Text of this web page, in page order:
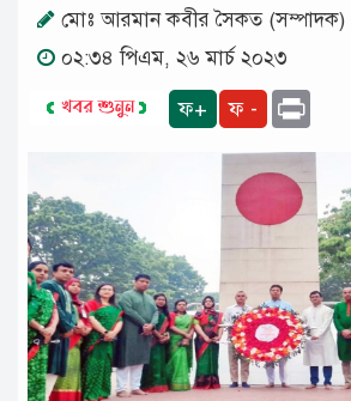
বঙ্গাব্দ
মূলপাতা
জাতীয়
খবর
আমাদের
টাঙ্গাইল
আন্তর্জাতিক
রাজনীতি
মোঃ আরমান কবীর সৈকত (সম্পাদক)
০২:৩৪ পিএম, ২৬ মার্চ ২০২৩
ফ+ ফ -